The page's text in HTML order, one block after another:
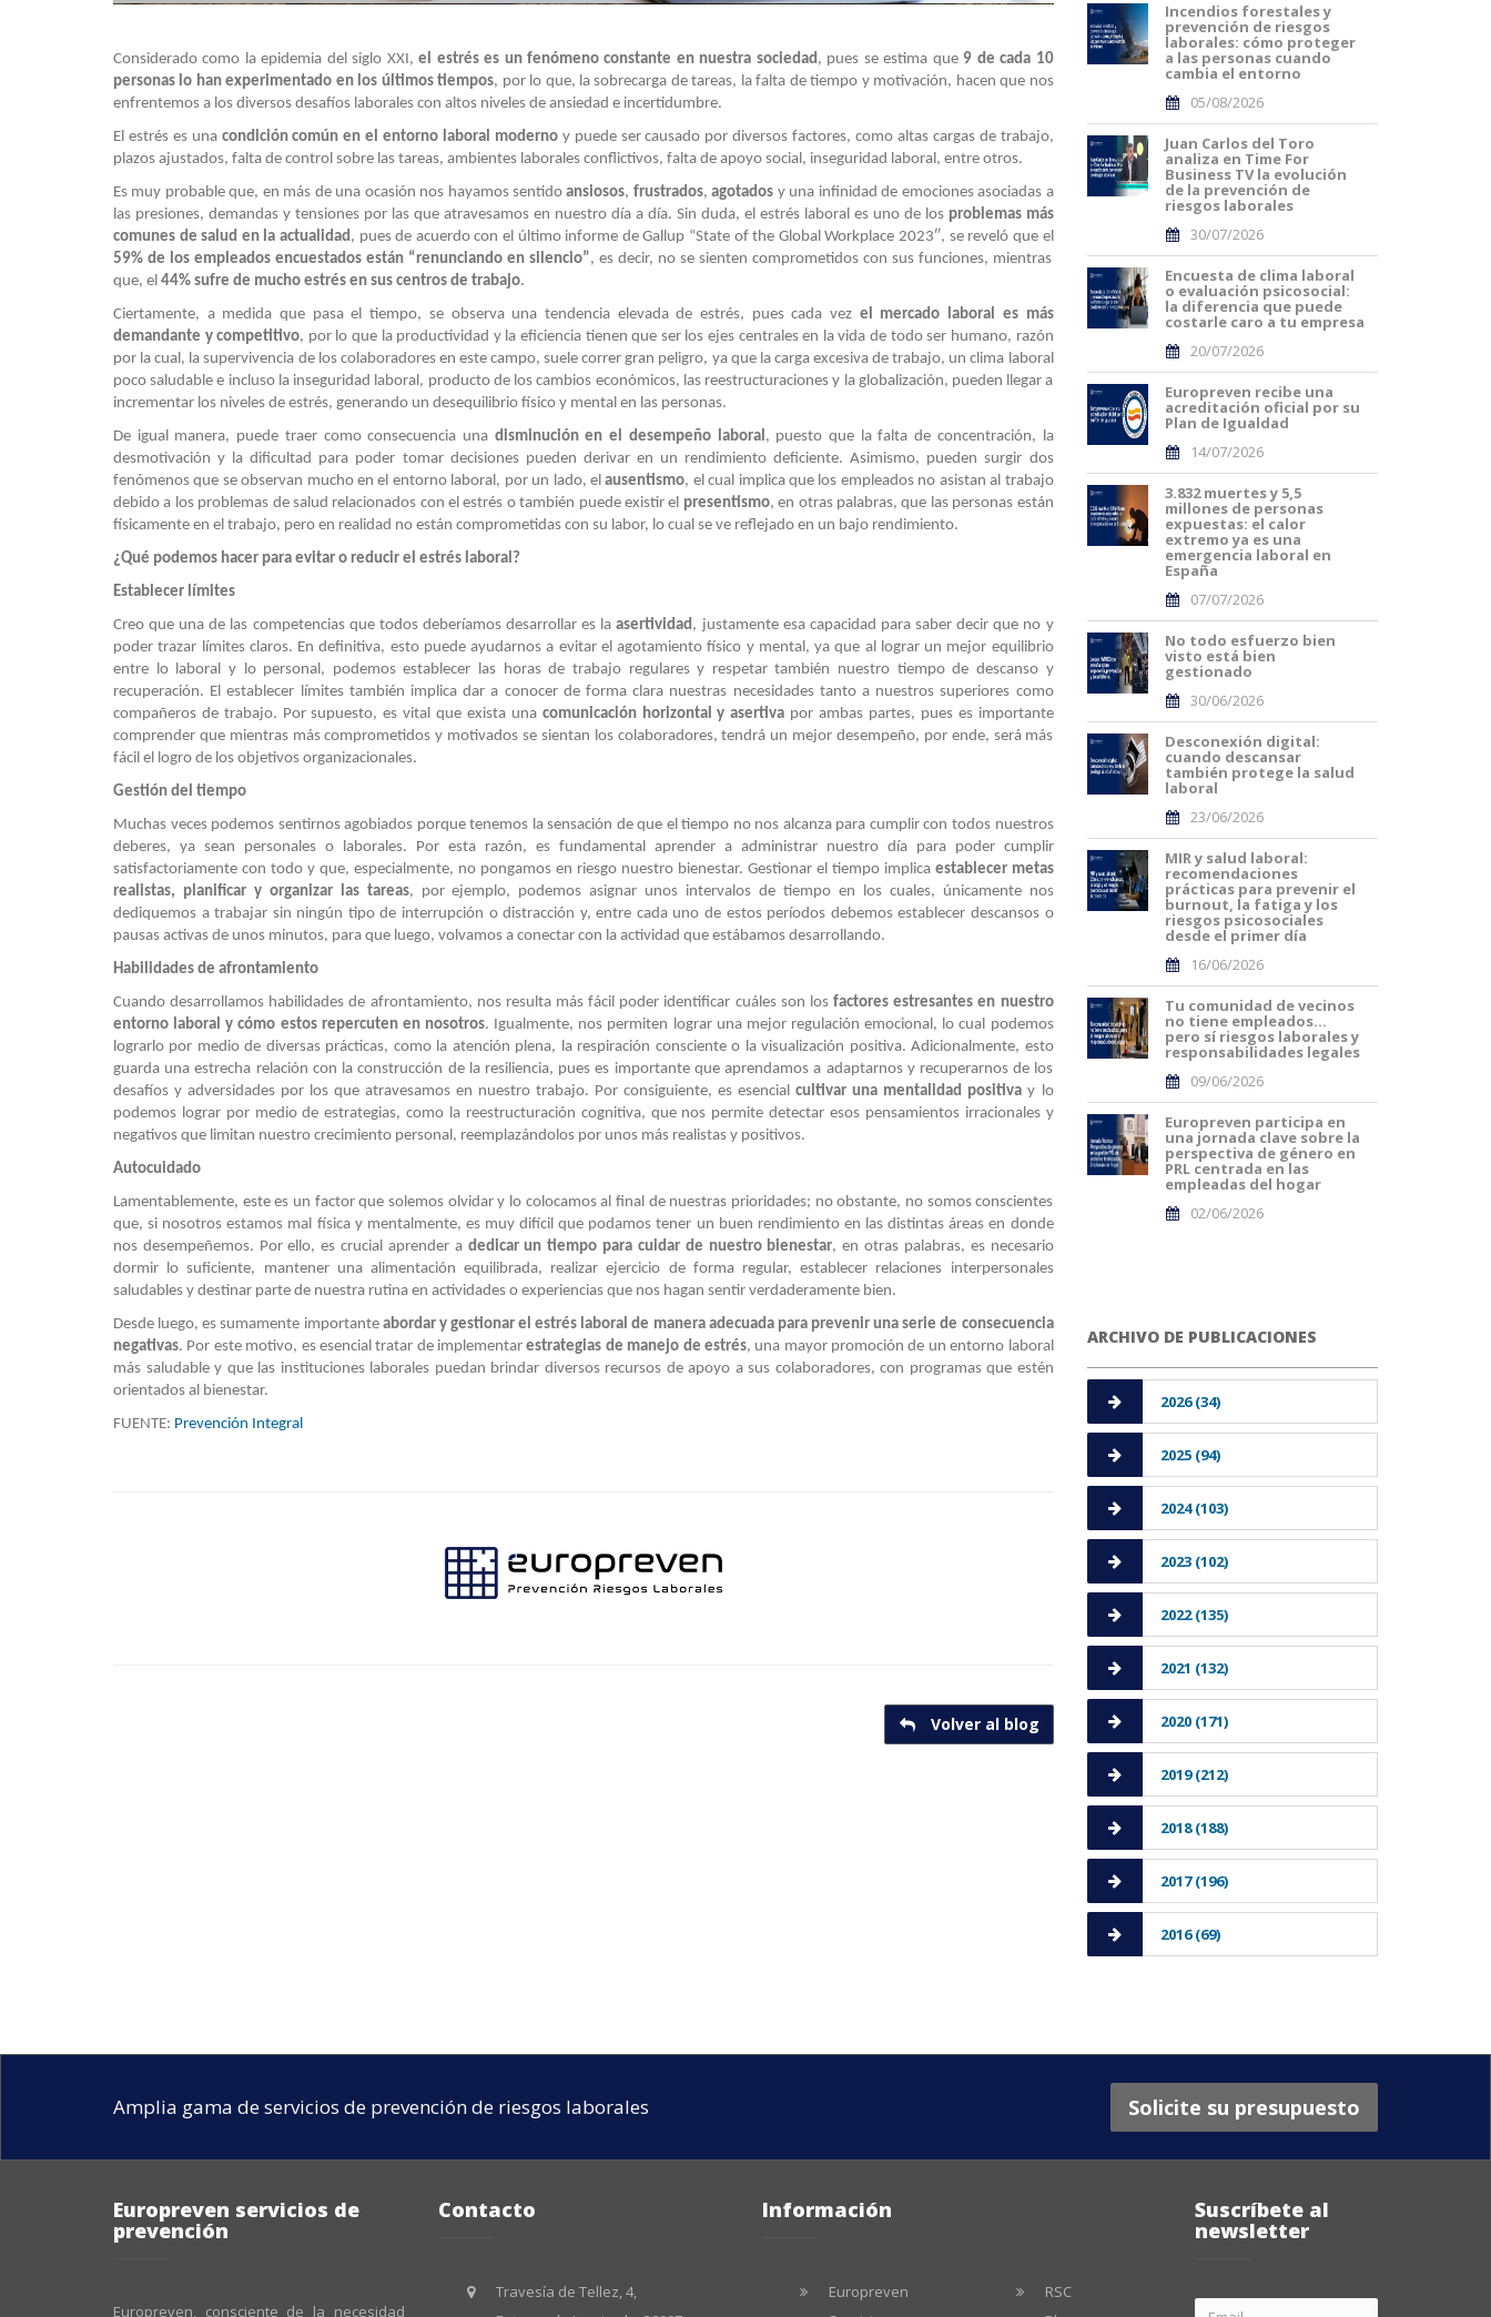
Considerado como la epidemia del siglo XXI,el estrés es un fenómeno constante en nuestra sociedad , pues se estima que 9 de cada 10
personas lo han experimentado en los últimos tiempos, por lo que, la sobrecarga de tareas, la falta de tiempo y motivación, hacen que nos
enfrentemos a los diversos desafíos laborales con altos niveles de ansiedad e incertidumbre.
El estrés es unacondición común en el entorno laboral moderno y puede ser causado por diversos factores, como altas cargas de trabajo,
plazos ajustados, falta de control sobre las tareas, ambientes laborales conflictivos, falta de apoyo social, inseguridad laboral, entre otros.
Es muy probable que, en más de una ocasión nos hayamos sentidoansiosos, frustrados,agotados y una infinidad de emociones asociadas a
las presiones, demandas y tensiones por las que atravesamos en nuestro día a día. Sin duda, el estrés laboral es uno de los problemas más
comunes de salud en la actualidad , pues de acuerdo con el último informe de Gallup “State of the Global Workplace 2023″, se reveló que el
59% de los empleados encuestados están “renunciando en silencio” , es decir, no se sienten comprometidos con sus funciones, mientras
que, el 44% sufre de mucho estrés en sus centros de trabajo.
Ciertamente, a medida que pasa el tiempo, se observa una tendencia elevada de estrés, pues cada vez el mercado laboral es más
demandante y competitivo, por lo que la productividad y la eficiencia tienen que ser los ejes centrales en la vida de todo ser humano, razón
por la cual, la supervivencia de los colaboradores en este campo, suele correr gran peligro, ya que la carga excesiva de trabajo, un clima laboral
poco saludable e incluso la inseguridad laboral, producto de los cambios económicos, las reestructuraciones y la globalización, pueden llegar a
incrementar los niveles de estrés, generando un desequilibrio físico y mental en las personas.
De igual manera, puede traer como consecuencia una disminución en el desempeño laboral , puesto que la falta de concentración, la
desmotivación y la dificultad para poder tomar decisiones pueden derivar en un rendimiento deficiente. Asimismo, pueden surgir dos
fenómenos que se observan mucho en el entorno laboral, por un lado, elausentismo, el cual implica que los empleados no asistan al trabajo
debido a los problemas de salud relacionados con el estrés o también puede existir el presentismo, en otras palabras, que las personas están
físicamente en el trabajo, pero en realidad no están comprometidas con su labor, lo cual se ve reflejado en un bajo rendimiento.
¿Qué podemos hacer para evitar o reducir el estrés laboral?
Establecer límites
Creo que una de las competencias que todos deberíamos desarrollar es laasertividad , justamente esa capacidad para saber decir que no y
poder trazar límites claros. En definitiva, esto puede ayudarnos a evitar el agotamiento físico y mental, ya que al lograr un mejor equilibrio
entre lo laboral y lo personal, podemos establecer las horas de trabajo regulares y respetar también nuestro tiempo de descanso y
recuperación. El establecer límites también implica dar a conocer de forma clara nuestras necesidades tanto a nuestros superiores como
compañeros de trabajo. Por supuesto, es vital que exista una comunicación horizontal y asertiva por ambas partes, pues es importante
comprender que mientras más comprometidos y motivados se sientan los colaboradores, tendrá un mejor desempeño, por ende, será más
fácil el logro de los objetivos organizacionales.
Gestión del tiempo
Muchas veces podemos sentirnos agobiados porque tenemos la sensación de que el tiempo no nos alcanza para cumplir con todos nuestros
deberes, ya sean personales o laborales. Por esta razón, es fundamental aprender a administrar nuestro día para poder cumplir
satisfactoriamente con todo y que, especialmente, no pongamos en riesgo nuestro bienestar. Gestionar el tiempo implica establecer metas
realistas, planificar y organizar las tareas, por ejemplo, podemos asignar unos intervalos de tiempo en los cuales, únicamente nos
dediquemos a trabajar sin ningún tipo de interrupción o distracción y, entre cada uno de estos períodos debemos establecer descansos o
pausas activas de unos minutos, para que luego, volvamos a conectar con la actividad que estábamos desarrollando.
Habilidades de afrontamiento
Cuando desarrollamos habilidades de afrontamiento, nos resulta más fácil poder identificar cuáles son losfactores estresantes en nuestro
entorno laboral y cómo estos repercuten en nosotros. Igualmente, nos permiten lograr una mejor regulación emocional, lo cual podemos
lograrlo por medio de diversas prácticas, como la atención plena, la respiración consciente o la visualización positiva. Adicionalmente, esto
guarda una estrecha relación con la construcción de la resiliencia, pues es importante que aprendamos a adaptarnos y recuperarnos de los
desafíos y adversidades por los que atravesamos en nuestro trabajo. Por consiguiente, es esencialcultivar una mentalidad positivay lo
podemos lograr por medio de estrategias, como la reestructuración cognitiva, que nos permite detectar esos pensamientos irracionales y
negativos que limitan nuestro crecimiento personal, reemplazándolos por unos más realistas y positivos.
Autocuidado
Lamentablemente, este es un factor que solemos olvidar y lo colocamos al final de nuestras prioridades; no obstante, no somos conscientes
que, si nosotros estamos mal física y mentalmente, es muy difícil que podamos tener un buen rendimiento en las distintas áreas en donde
nos desempeñemos. Por ello, es crucial aprender adedicar un tiempo para cuidar de nuestro bienestar, en otras palabras, es necesario
dormir lo suficiente, mantener una alimentación equilibrada, realizar ejercicio de forma regular, establecer relaciones interpersonales
saludables y destinar parte de nuestra rutina en actividades o experiencias que nos hagan sentir verdaderamente bien.
Desde luego, es sumamente importante abordar y gestionar el estrés laboral de manera adecuada para prevenir una serie de consecuencia
negativas. Por este motivo, es esencial tratar de implementar estrategias de manejo de estrés, una mayor promoción de un entorno laboral
más saludable y que las instituciones laborales puedan brindar diversos recursos de apoyo a sus colaboradores, con programas que estén
orientados al bienestar.
FUENTE: Prevención Integral
Volver al blog
Incendios forestales y
prevención de riesgos
laborales: cómo proteger
a las personas cuando
cambia el entorno
05/08/2026
Juan Carlos del Toro
analiza en Time For
Business TV la evolución
de la prevención de
riesgos laborales
30/07/2026
Encuesta de clima laboral
o evaluación psicosocial:
la diferencia que puede
costarle caro a tu empresa
20/07/2026
Europreven recibe una
acreditación oficial por su
Plan de Igualdad
14/07/2026
3.832 muertes y 5,5
millones de personas
expuestas: el calor
extremo ya es una
emergencia laboral en
España
07/07/2026
No todo esfuerzo bien
visto está bien
gestionado
30/06/2026
Desconexión digital:
cuando descansar
también protege la salud
laboral
23/06/2026
MIR y salud laboral:
recomendaciones
prácticas para prevenir el
burnout, la fatiga y los
riesgos psicosociales
desde el primer día
16/06/2026
Tu comunidad de vecinos
no tiene empleados…
pero sí riesgos laborales y
responsabilidades legales
09/06/2026
Europreven participa en
una jornada clave sobre la
perspectiva de género en
PRL centrada en las
empleadas del hogar
02/06/2026
ARCHIVO DE PUBLICACIONES
2026 (34)
2025 (94)
2024 (103)
2023 (102)
2022 (135)
2021 (132)
2020 (171)
2019 (212)
2018 (188)
2017 (196)
2016 (69)
Amplia gama de servicios de prevención de riesgos laborales Solicite su presupuesto
Europreven servicios de
prevención
Europreven, consciente de la necesidad
Contacto
Travesía de Tellez, 4,
Información
Europreven
RSC
Suscríbete al
newsletter